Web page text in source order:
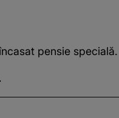
pensie specială.